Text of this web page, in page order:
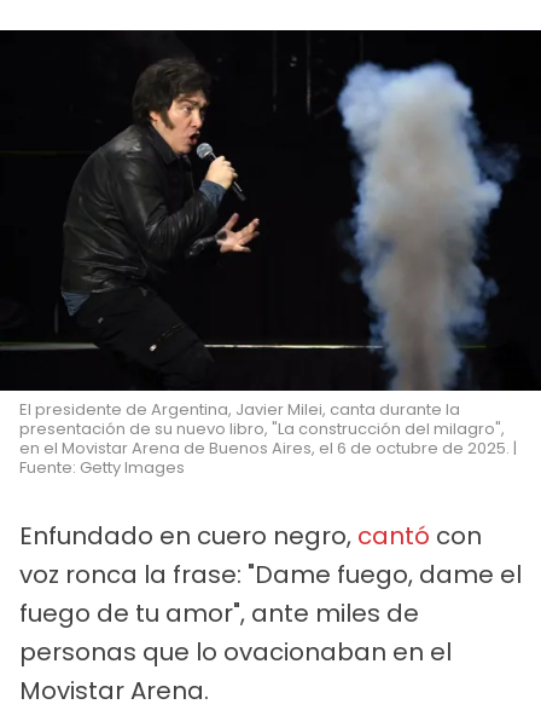
El presidente de Argentina, Javier Milei, canta durante la
presentación de su nuevo libro, "La construcción del milagro",
en el Movistar Arena de Buenos Aires, el 6 de octubre de 2025. |
Fuente: Getty Images
Enfundado en cuero negro, cantó con
voz ronca la frase: "Dame fuego, dame el
fuego de tu amor", ante miles de
personas que lo ovacionaban en el
Movistar Arena.